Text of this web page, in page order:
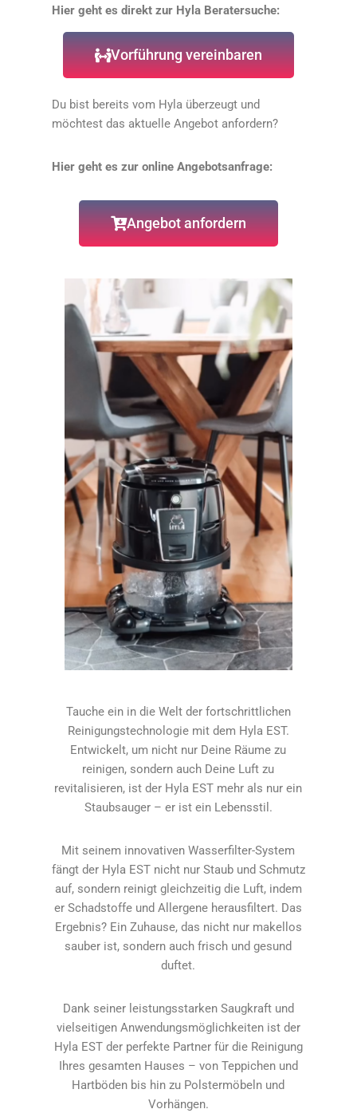
Hier geht es direkt zur Hyla Beratersuche:
Vorführung vereinbaren
Du bist bereits vom Hyla überzeugt und
möchtest das aktuelle Angebot anfordern?
Hier geht es zur online Angebotsanfrage:
Angebot anfordern
Tauche ein in die Welt der fortschrittlichen
Reinigungstechnologie mit dem Hyla EST.
Entwickelt, um nicht nur Deine Räume zu
reinigen, sondern auch Deine Luft zu
revitalisieren, ist der Hyla EST mehr als nur ein
Staubsauger – er ist ein Lebensstil.
Mit seinem innovativen Wasserfilter-System
fängt der Hyla EST nicht nur Staub und Schmutz
auf, sondern reinigt gleichzeitig die Luft, indem
er Schadstoffe und Allergene herausfiltert. Das
Ergebnis? Ein Zuhause, das nicht nur makellos
sauber ist, sondern auch frisch und gesund
duftet.
Dank seiner leistungsstarken Saugkraft und
vielseitigen Anwendungsmöglichkeiten ist der
Hyla EST der perfekte Partner für die Reinigung
Ihres gesamten Hauses – von Teppichen und
Hartböden bis hin zu Polstermöbeln und
Vorhängen.